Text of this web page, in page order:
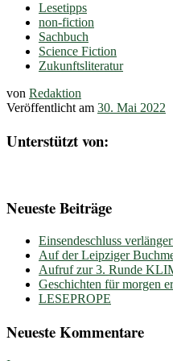
Lesetipps
non-fiction
Sachbuch
Science Fiction
Zukunftsliteratur
von Redaktion
Veröffentlicht am 30. Mai 2022
Unterstützt von:
Neueste Beiträge
Einsendeschluss
Auf der Leipziger
Aufruf zur 3. Runde
Geschichten für morgen
LESEPROPE
Neueste Kommentare